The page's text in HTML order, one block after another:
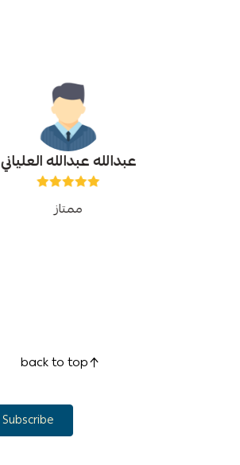
عبدالله عبدالله العلياني
ممتاز
back to top
Subscribe